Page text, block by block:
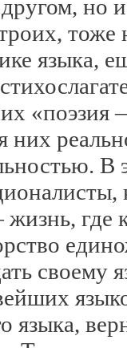
другом, но
языка,
них
В
жизнь,
своему
языка,